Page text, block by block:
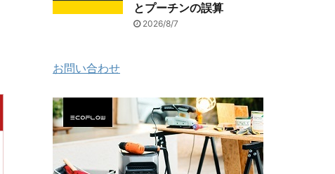
とプーチンの誤算
2026/8/7
お問い合わせ